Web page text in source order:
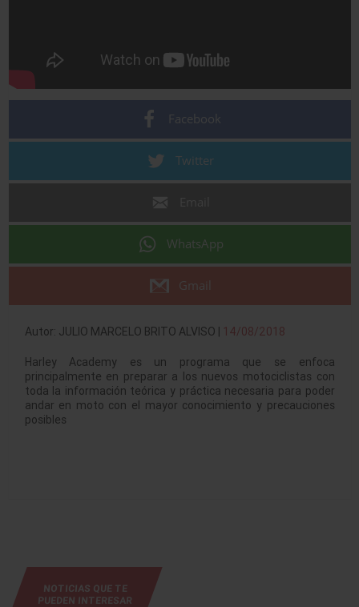
Facebook
Twitter
WhatsApp
Gmail
Autor: JULIO MARCELO BRITO ALVISO | 14/08/2018
Harley Academy es un programa que se enfoca
principalmente en preparar a los nuevos motociclistas con
toda la información teórica y práctica necesaria para poder
andar en moto con el mayor conocimiento y precauciones
posibles
NOTICIAS QUE TE
PUEDEN INTERESAR